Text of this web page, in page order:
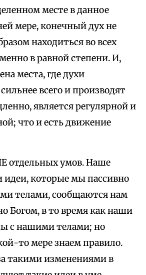
месте в данное
мере, конечный дух не
находиться во всех
в равной степени. И,
места, где духи
всего и производят
является регулярной и
что и есть движение
отдельных умов. Наше
идеи, которые мы пассивно
телами, сообщаются нам
Богом, в то время как наши
с нашими телами; но
то мере знаем правило.
такими изменениями в